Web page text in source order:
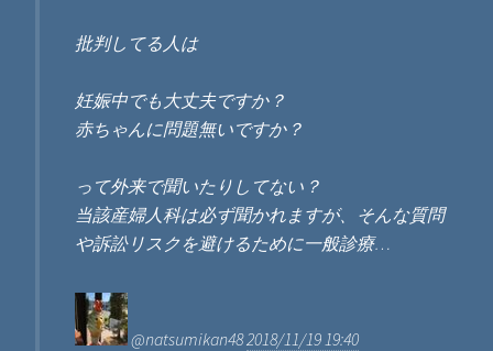
批判してる人は
妊娠中でも大丈夫ですか？
赤ちゃんに問題無いですか？
って外来で聞いたりしてない？
当該産婦人科は必ず聞かれますが、そんな質問
や訴訟リスクを避けるために一般診療…
@natsumikan482018/11/19 19:40